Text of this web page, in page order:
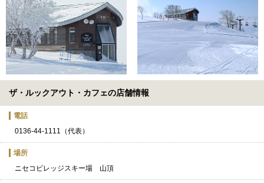
ザ・ルックアウト・カフェの店舗情報
電話
0136-44-1111（代表）
場所
ニセコビレッジスキー場 山頂